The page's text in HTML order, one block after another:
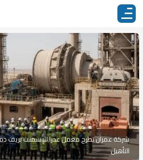
شركة عمران تطرح معمل عدرا للإسمنت بريف
التأهيل